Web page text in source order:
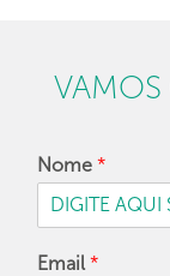
VAMOS
Nome *
Email *